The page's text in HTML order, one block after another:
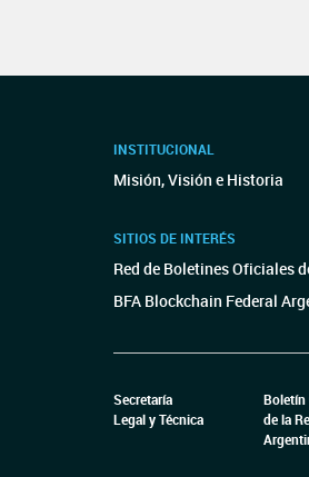
INSTITUCIONAL
Misión, Visión e Historia
SITIOS DE INTERÉS
Red de Boletines Oficiales
BFA Blockchain Federal
Secretaría
Legal y Técnica
Boletín
de la